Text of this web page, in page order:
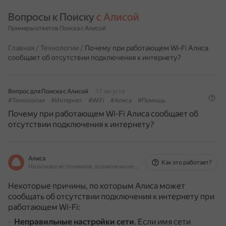
Вопросы к Поиску с Алисой
Примеры ответов Поиска с Алисой
Главная / Технологии / Почему при работающем Wi-Fi Алиса
сообщает об отсутствии подключения к интернету?
Вопрос для Поиска с Алисой
17 августа
#Технологии
#Интернет #WiFi #Алиса #Помощь
Почему при работающем Wi-Fi Алиса сообщает об
отсутствии подключения к интернету?
Алиса
На основе источников, возможны неточности
Как это работает?
Некоторые причины, по которым Алиса может
сообщать об отсутствии подключения к интернету при
работающем Wi-Fi:
Неправильные настройки сети. Если имя сети